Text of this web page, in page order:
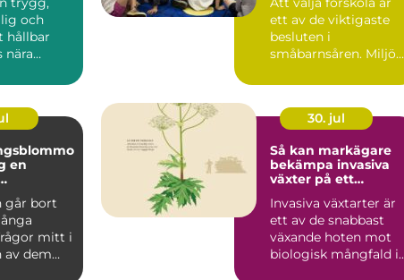
och
hållbar
nära
ett av de viktigaste
besluten i
småbarnsåren. Miljön,
barngruppens...
går bort
mitt i
av dem
30. jul
Så kan markägare
bekämpa invasiva
växter på ett
Invasiva växtarter är
ett av de snabbast
växande hoten mot
biologisk mångfald i